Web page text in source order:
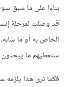
بناءا على ما سبق
قد وصلت لمرحلة
الخاص به أو ما
ستعطيهم ما يبحثون
فكما ترى هذا يلزمه